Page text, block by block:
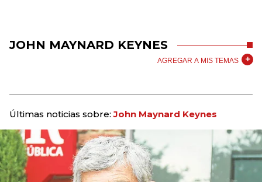
JOHN MAYNARD KEYNES
AGREGAR A MIS TEMAS
Últimas noticias sobre:John Maynard Keynes